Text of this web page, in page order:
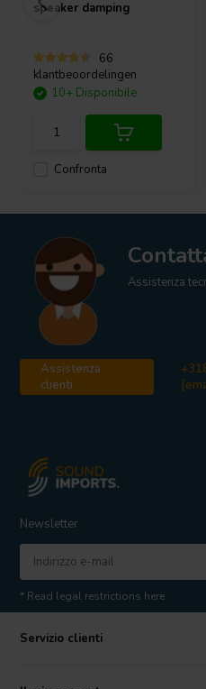
affidabilità nei sistemi audio
speaker damping
66
klantbeoordelingen
Confronta
10+ Disponibile
Assistenza
Assistenza
clienti
Newsletter
* Read legal restrictions here
Servizio clienti